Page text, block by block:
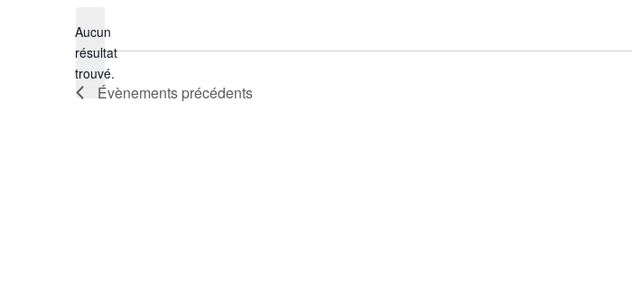
Notice
Aucun
résultat
trouvé.
Évènements précédents